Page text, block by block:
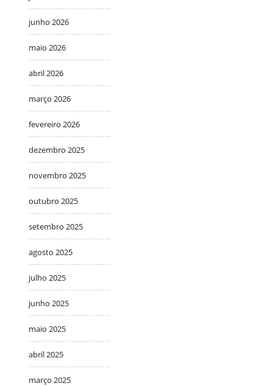
junho 2026
maio 2026
abril 2026
março 2026
fevereiro 2026
dezembro 2025
novembro 2025
outubro 2025
setembro 2025
agosto 2025
julho 2025
junho 2025
maio 2025
abril 2025
março 2025